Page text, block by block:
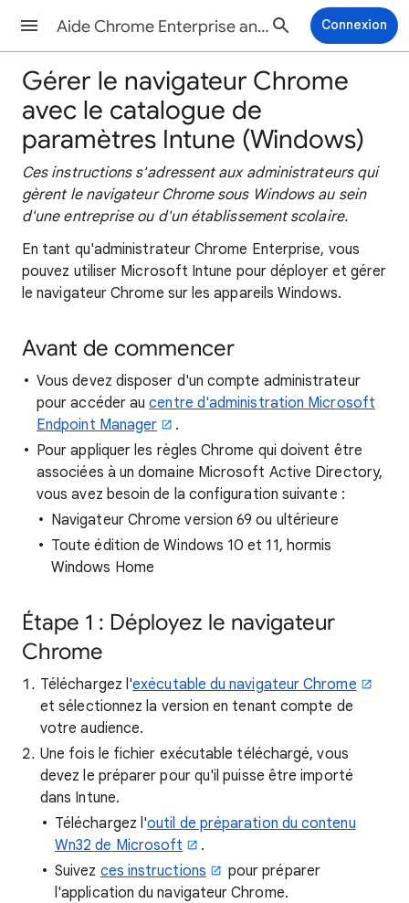
Aide Chrome Enterprise and Education Connexion
Gérer le navigateur Chrome
avec le catalogue de
paramètres Intune (Windows)
Ces instructions s'adressent aux administrateurs qui
gèrent le navigateur Chrome sous Windows au sein
d'une entreprise ou d'un établissement scolaire.
En tant qu'administrateur Chrome Enterprise, vous
pouvez utiliser Microsoft Intune pour déployer et gérer
le navigateur Chrome sur les appareils Windows.
Avant de commencer
Vous devez disposer d'un compte administrateur
pour accéder aucentre d'administration Microsoft
Endpoint Manager
.
Pour appliquer les règles Chrome qui doivent être
associées à un domaine Microsoft Active Directory,
vous avez besoin de la configuration suivante :
Navigateur Chrome version 69 ou ultérieure
Toute édition de Windows 10 et 11, hormis
Windows Home
Étape 1 : Déployez le navigateur
Chrome
Téléchargez l'exécutable du navigateur Chrome
et sélectionnez la version en tenant compte de
votre audience.
Une fois le fichier exécutable téléchargé, vous
devez le préparer pour qu'il puisse être importé
dans Intune.
Téléchargez l'outil de préparation du contenu
Wn32 de Microsoft
.
Suivez ces instructions
pour préparer
l'application du navigateur Chrome.